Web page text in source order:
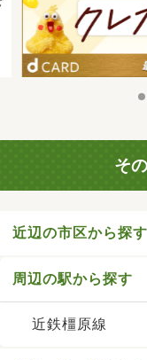
そ
近辺の市区から探す
周辺の駅から探す
近鉄橿原線